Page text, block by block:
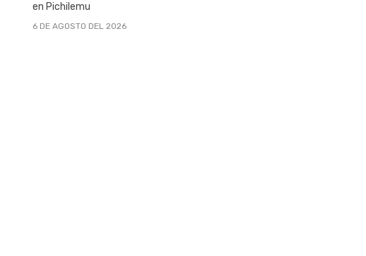
en Pichilemu
6 DE AGOSTO DEL 2026